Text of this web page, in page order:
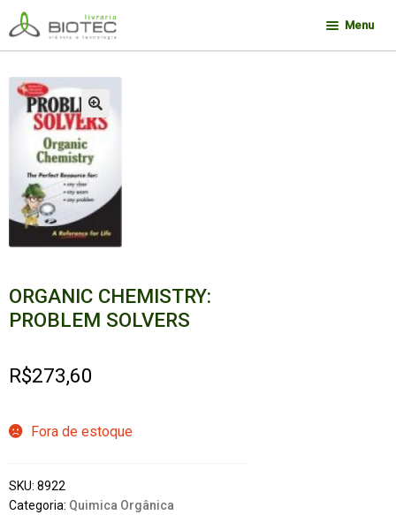
Pular
para
navegação
Pular
para
o
conteúdo
Menu
🔍
ORGANIC CHEMISTRY:
PROBLEM SOLVERS
R$273,60
Fora de estoque
SKU: 8922
Categoria: Quimica Orgânica